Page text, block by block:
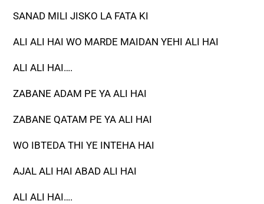
SANAD MILI JISKO LA FATA KI
ALI ALI HAI WO MARDE MAIDAN YEHI ALI HAI
ALI ALI HAI….
ZABANE ADAM PE YA ALI HAI
ZABANE QATAM PE YA ALI HAI
WO IBTEDA THI YE INTEHA HAI
AJAL ALI HAI ABAD ALI HAI
ALI ALI HAI….